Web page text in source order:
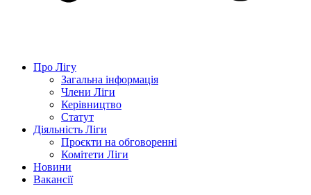
Про Лігу
Загальна інформація
Члени Ліги
Керівництво
Статут
Діяльність Ліги
Проєкти на обговоренні
Комітети Ліги
Новини
Вакансії